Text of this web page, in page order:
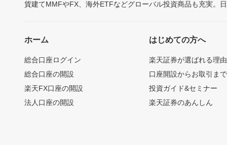
貨建てMMFやFX、海外ETFなどグローバル投資商品も充実。
ホーム
総合口座ログイン
総合口座の開設
楽天FX口座の開設
法人口座の開設
はじめての方へ
楽天証券が選ばれる理由
口座開設からお取引ま
投資ガイド&セミナー
楽天証券のあんしん